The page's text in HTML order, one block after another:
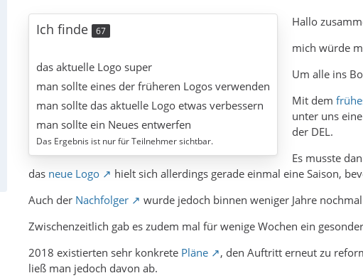
Ich finde 67
das aktuelle Logo super
man sollte eines der früheren Logos verwenden
man sollte das aktuelle Logo etwas verbessern
man sollte ein Neues entwerfen
Das Ergebnis ist nur für Teilnehmer sichtbar.
Hallo
mich würde
Um alle ins
Mit dem
unter uns
der DEL.
Es musste
das neue Logo
hielt sich allerdings gerade einmal eine Saison,
Auch der Nachfolger wurde jedoch binnen weniger Jahre
Zwischenzeitlich gab es zudem mal für wenige Wochen ein
2018 existierten sehr konkrete Pläne
, den Auftritt erneut zu
ließ man jedoch davon ab.